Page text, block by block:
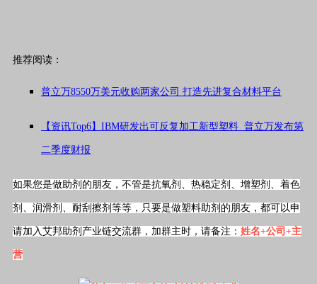
推荐阅读：
普立万8550万美元收购两家公司 打造先进复合材料平台
【资讯Top6】IBM研发出可反复加工新型塑料 普立万发布第
二季度财报
如果您是做助剂的朋友，不管是抗氧剂、热稳定剂、增塑剂、着色
剂、润滑剂、耐刮擦剂等等，只要是做塑料助剂的朋友，都可以申
请加入艾邦助剂产业链交流群，加群主时，请备注： 姓名+公司+主
营